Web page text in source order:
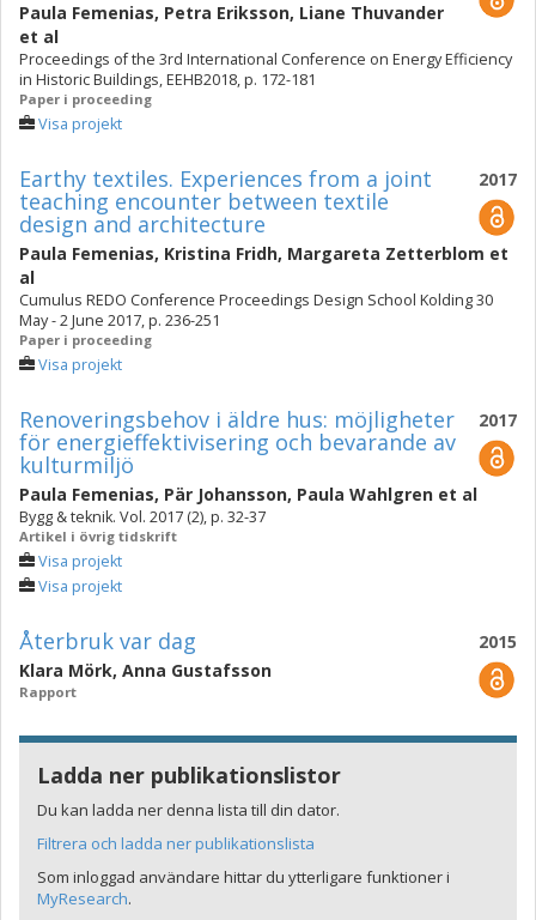
Paula Femenias, Petra Eriksson, Liane Thuvander
et al
Proceedings of the 3rd International Conference on Energy Efficiency
in Historic Buildings, EEHB2018, p. 172-181
Paper i proceeding
Visa projekt
2017
Earthy textiles. Experiences from a joint
teaching encounter between textile
design and architecture
Paula Femenias, Kristina Fridh, Margareta Zetterblom et
al
Cumulus REDO Conference Proceedings Design School Kolding 30
May - 2 June 2017, p. 236-251
Paper i proceeding
Visa projekt
2017
Renoveringsbehov i äldre hus: möjligheter
för energieffektivisering och bevarande av
kulturmiljö
Paula Femenias, Pär Johansson, Paula Wahlgren et al
Bygg & teknik. Vol. 2017 (2), p. 32-37
Artikel i övrig tidskrift
Visa projekt
Visa projekt
2015
Återbruk var dag
Klara Mörk, Anna Gustafsson
Rapport
Ladda ner publikationslistor
Du kan ladda ner denna lista till din dator.
Filtrera och ladda ner publikationslista
Som inloggad användare hittar du ytterligare funktioner i
MyResearch.